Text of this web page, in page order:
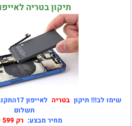
תיקון בטריה לאייפון
שימו לב!!! תיקון בטריה
תשלום
מחיר מבצע: רק 599 ש"ח